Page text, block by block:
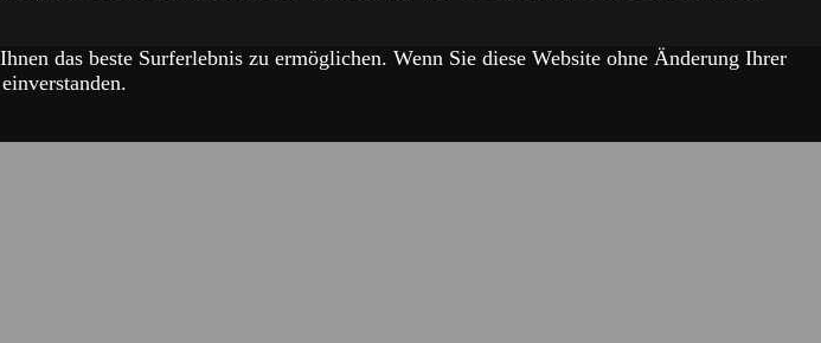
das beste Surferlebnis zu ermöglichen. Wenn Sie diese Website ohne Änderung Ihrer